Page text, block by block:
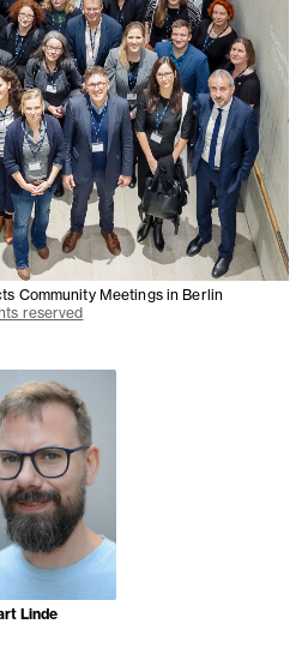
Community Meetings in Berlin
reserved
Linde